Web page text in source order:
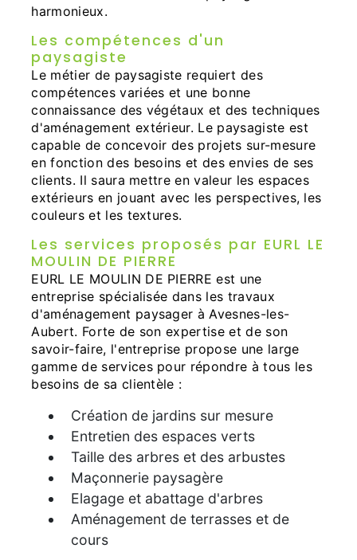
harmonieux.
Les compétences d'un
paysagiste
Le métier de paysagiste requiert des
compétences variées et une bonne
connaissance des végétaux et des techniques
d'aménagement extérieur. Le paysagiste est
capable de concevoir des projets sur-mesure
en fonction des besoins et des envies de ses
clients. Il saura mettre en valeur les espaces
extérieurs en jouant avec les perspectives, les
couleurs et les textures.
Les services proposés par EURL LE
MOULIN DE PIERRE
EURL LE MOULIN DE PIERRE est une
entreprise spécialisée dans les travaux
d'aménagement paysager à Avesnes-les-
Aubert. Forte de son expertise et de son
savoir-faire, l'entreprise propose une large
gamme de services pour répondre à tous les
besoins de sa clientèle :
Création de jardins sur mesure
Entretien des espaces verts
Taille des arbres et des arbustes
Maçonnerie paysagère
Elagage et abattage d'arbres
Aménagement de terrasses et de
cours